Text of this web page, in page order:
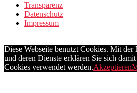
Transparenz
Datenschutz
Impressum
Diese Webseite benutzt Cookies. Mit der
und deren Dienste erklären Sie sich
Cookies verwendet werden.Akzeptieren